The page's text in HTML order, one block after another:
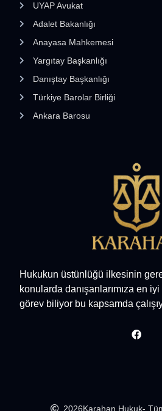
Hukukun üstünlüğü ilkesinin
konularda danışanlarımıza en
görev biliyor bu kapsamda
UYAP Avukat
Adalet Bakanlığı
Anayasa Mahkemesi
Yargıtay Başkanlığı
Danıştay Başkanlığı
Türkiye Barolar Birliği
Ankara Barosu
2026Karahan Hukuk-